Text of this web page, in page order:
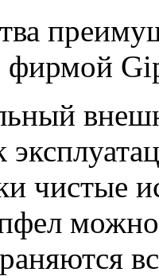
фирмой
чистые